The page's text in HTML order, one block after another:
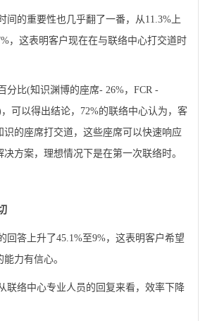
的重要性也几乎翻了一番，从11.3%上
，这表明客户现在在与联络中心打交道时
比(知识渊博的座席- 26%，FCR -
可以得出结论，72%的联络中心认为，客
识的座席打交道，这些座席可以快速响应
方案，理想情况下是在第一次联络时。
答上升了45.1%至9%，这表明客户希望
力有信心。
络中心专业人员的回复来看，效率下降